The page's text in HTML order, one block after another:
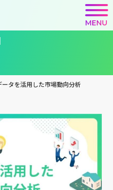
MENU
タを活用した市場動向分析